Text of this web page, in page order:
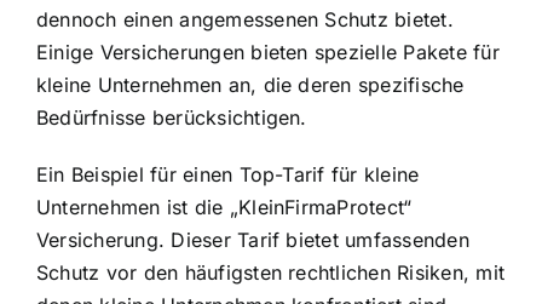
dennoch einen angemessenen Schutz bietet.
Einige Versicherungen bieten spezielle Pakete für
kleine Unternehmen an, die deren spezifische
Bedürfnisse berücksichtigen.
Ein Beispiel für einen Top-Tarif für kleine
Unternehmen ist die „KleinFirmaProtect“
Versicherung. Dieser Tarif bietet umfassenden
Schutz vor den häufigsten rechtlichen Risiken, mit